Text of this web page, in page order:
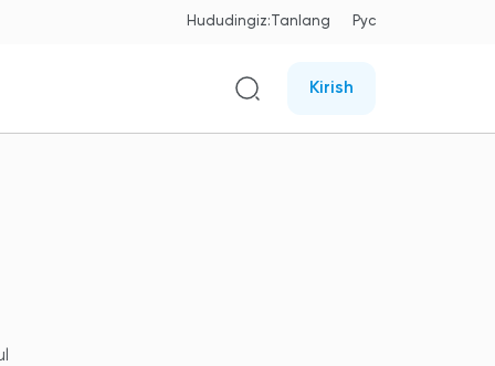
Hududingiz:Tanlang Рус
Kirish